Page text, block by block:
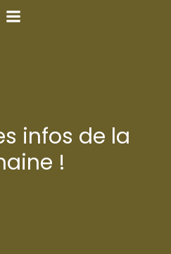
infos de la
!